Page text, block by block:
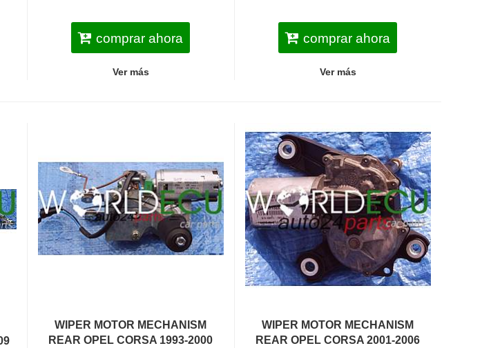
comprar ahora
Ver más
comprar ahora
Ver más
WIPER MOTOR MECHANISM
REAR OPEL CORSA 1993-2000
WIPER MOTOR MECHANISM
REAR OPEL CORSA 2001-2006